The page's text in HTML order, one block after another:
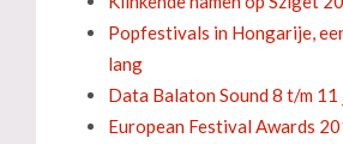
Popfestivals in Hongarije,
lang
Data Balaton Sound 8 t/m
European Festival Awards